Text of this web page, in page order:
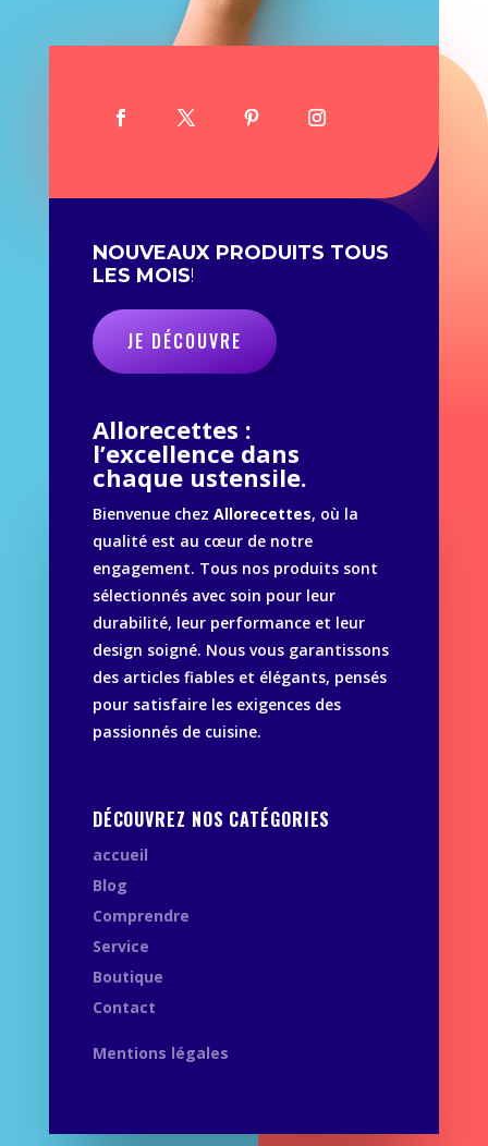
NOUVEAUX PRODUITS TOUS
LES MOIS!
JE DÉCOUVRE
Allorecettes :
l’excellence dans
chaque ustensile.
Bienvenue chez Allorecettes, où la
qualité est au cœur de notre
engagement. Tous nos produits sont
sélectionnés avec soin pour leur
durabilité, leur performance et leur
design soigné. Nous vous garantissons
des articles fiables et élégants, pensés
pour satisfaire les exigences des
passionnés de cuisine.
DÉCOUVREZ NOS CATÉGORIES
accueil
Blog
Comprendre
Service
Boutique
Contact
Mentions légales